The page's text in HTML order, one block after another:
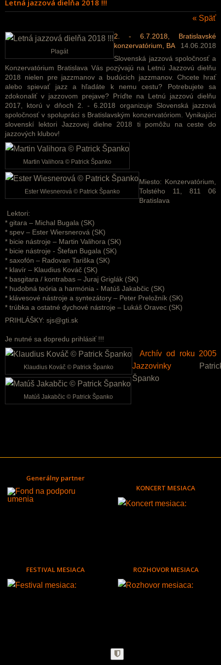
Letná jazzová dielňa 2018 !!!
« Späť
Plagát
2. - 6.7.2018, Bratislavské
konzervatórium, BA
14.06.2018
Slovenská jazzová spoločnosť a
Konzervatórium Bratislava Vás pozývajú na Letnú Jazzovú dielňu
2018 nielen pre jazzmanov a budúcich jazzmanov. Chcete hrať
alebo spievať jazz a hľadáte k nemu cestu? Potrebujete sa
zdokonaliť v jazzovom prejave? Príďte na Letnú jazzovú dielňu
2017, ktorú v dňoch 2. - 6.2018 organizuje Slovenská jazzová
spoločnosť v spolupráci s Bratislavským konzervatóriom. Vynikajúci
slovenskí lektori Jazzovej dielne 2018 ti pomôžu na ceste do
jazzových klubov!
Martin Valihora © Patrick Španko
Ester Wiesnerová © Patrick Španko
Miesto: Konzervatórium,
Tolstého 11, 811 06
Bratislava
Lektori:
* gitara – Michal Bugala (SK)
* spev – Ester Wiersnerová (SK)
* bicie nástroje – Martin Valihora (SK)
* bicie nástroje - Štefan Bugala (SK)
* saxofón – Radovan Tariška (SK)
* klavír – Klaudius Kováč (SK)
* basgitara / kontrabas – Juraj Griglák (SK)
* hudobná teória a harmónia - Matúš Jakabčic (SK)
* klávesové nástroje a syntezátory – Peter Preložník (SK)
* trúbka a ostatné dychové nástroje – Lukáš Oravec (SK)
PRIHLÁŠKY: sjs@gti.sk
Je nutné sa dopredu prihlásiť !!!
Klaudius Kováč © Patrick Španko
Matúš Jakabčic © Patrick Španko
Archív od roku 2005
Jazzovinky
Španko
Generálny partner
KONCERT MESIACA
FESTIVAL MESIACA ROZHOVOR MESIACA